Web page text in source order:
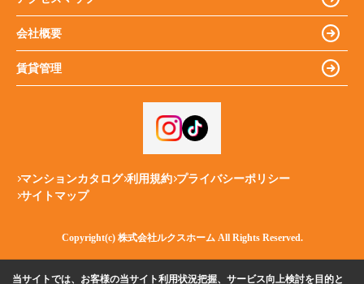
会社概要
賃貸管理
マンションカタログ 利用規約 プライバシーポリシー
サイトマップ
Copyright(c) 株式会社ルクスホーム All Rights Reserved.
当サイトでは、お客様の当サイト利用状況把握、サービス向上検討を目的と